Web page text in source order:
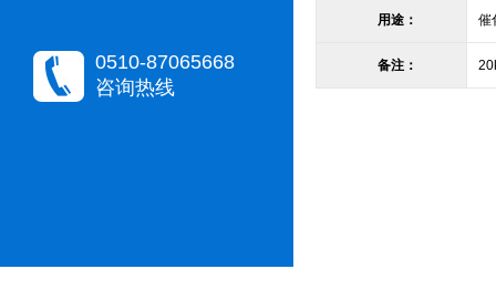
0510-87065668
咨询热线
用途： 催
备注：